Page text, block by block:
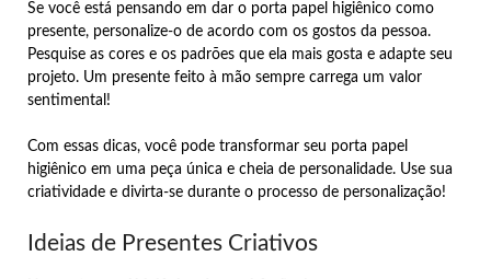
Se você está pensando em dar o porta papel higiênico como
presente, personalize-o de acordo com os gostos da pessoa.
Pesquise as cores e os padrões que ela mais gosta e adapte seu
projeto. Um presente feito à mão sempre carrega um valor
sentimental!
Com essas dicas, você pode transformar seu porta papel
higiênico em uma peça única e cheia de personalidade. Use sua
criatividade e divirta-se durante o processo de personalização!
Ideias de Presentes Criativos